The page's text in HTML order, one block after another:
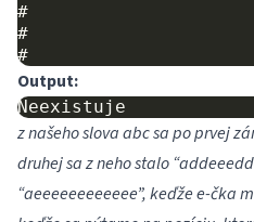
#
#
Output:
z našeho slova abc sa po prvej
druhej sa z neho stalo
“aeeeeeeeeeeee”, keďže e-čka